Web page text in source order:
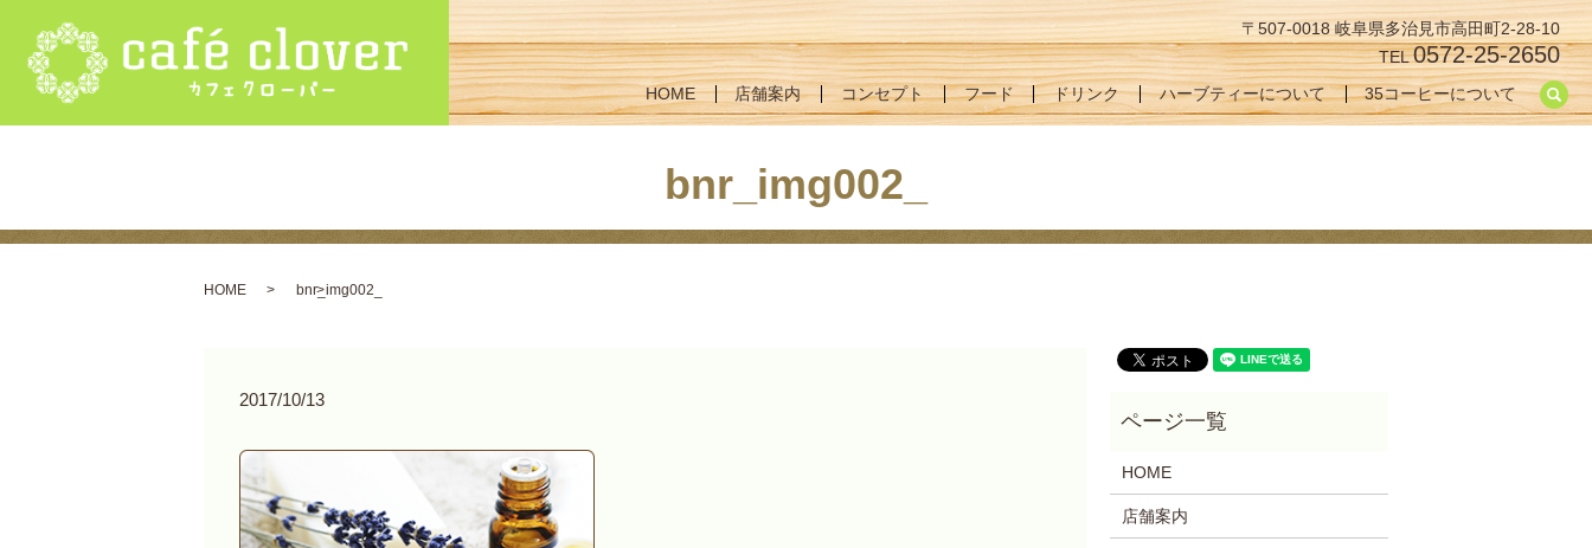
〒507-0018 岐阜県多治見市高田町2-28-10
TEL0572-25-2650
HOME 店舗案内 コンセプト フード ドリンク ハーブティーについて 35コーヒーについて
bnr_img002_
HOME bnr_img002_
2017/10/13
HOME
店舗案内